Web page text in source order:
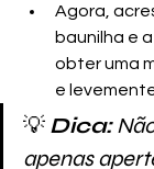
Agora,
baunilha e
obter uma
e
💡 Dica:
apenas